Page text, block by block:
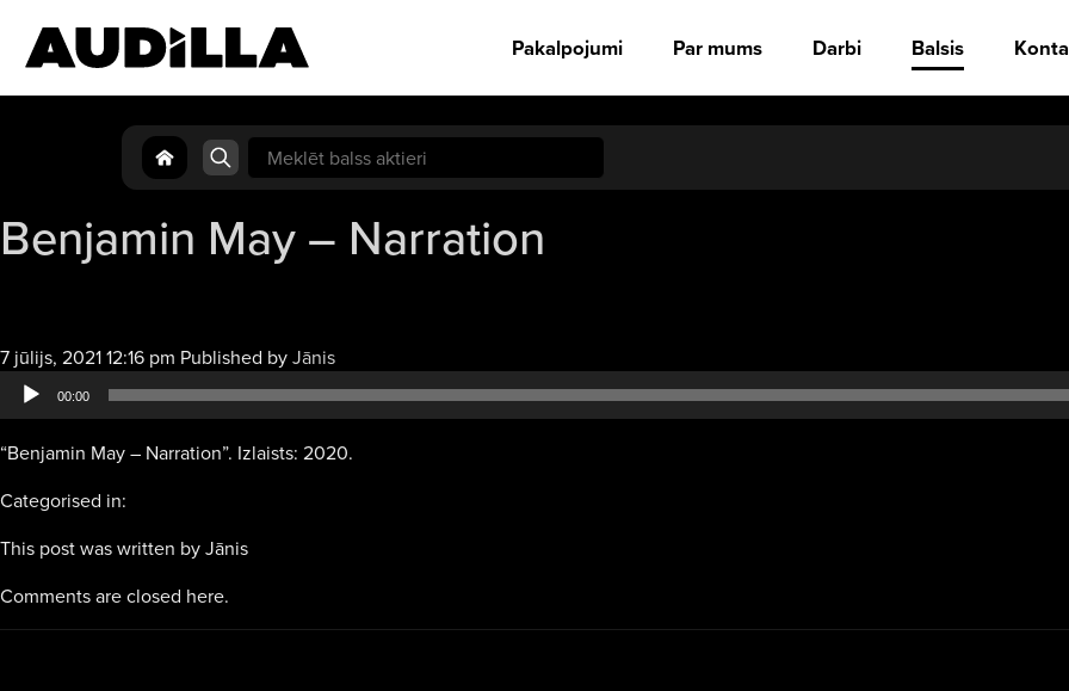
Pakalpojumi Par mums Darbi Balsis
Search
for:
Benjamin May – Narration
7 jūlijs, 2021 12:16 pm Published byJānisAudio
atskaņotājs
00:00
“Benjamin May – Narration”. Izlaists: 2020.
Categorised in:
This post was written by Jānis
Comments are closed here.